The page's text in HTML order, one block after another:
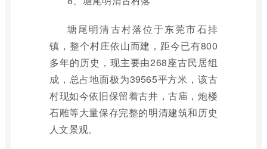
塘尾明清古村落位于东莞市石排
镇，整个村庄依山而建，距今已有800
多年的历史，现主要由268座古民居组
成，总占地面极为39565平方米，该古
村现如今依旧保留着古井，古庙，炮楼
石雕等大量保存完整的明清建筑和历史
人文景观。